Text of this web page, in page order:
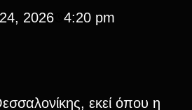
2026 4:20 pm
εκεί όπου η